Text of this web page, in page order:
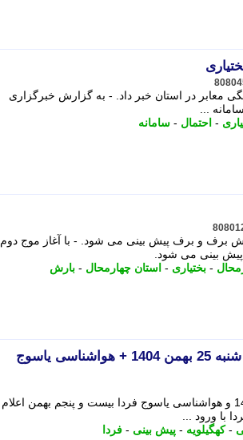
معابر در استان خبر داد. - به گزارش خبرگزاری
...
- احتمال - سامانه
برف و برف پیش بینی می شود. - با آغاز موج دوم
بینی می شود.
- بختیاری - استان چهارمحال - بارش
پیش بینی وضعیت آب و هوا کهگیلویه و بویراحمد فردا شنبه 25 بهمن 1404 + هواشناسی یاسوج
پیش بینی وضعیت آب و هوا کهگیلویه و بویراحمد فردا شنبه 25 بهمن 1404 و هواشناسی یاسوج فردا بیست و پنجم بهمن اعلام
با ورود ...
-کهگیلویه - پیش بینی - فردا